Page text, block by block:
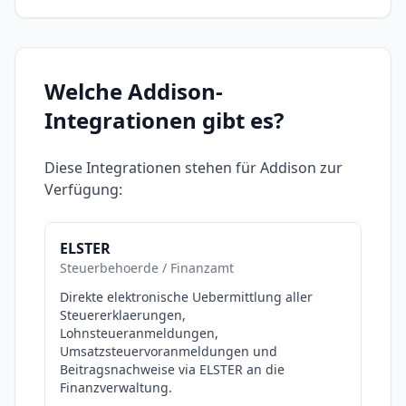
WelcheAddison-
Integrationen gibt es?
Diese Integrationen stehen fürAddison zur
Verfügung:
ELSTER
Steuerbehoerde / Finanzamt
Direkte elektronische Uebermittlung aller
Steuererklaerungen,
Lohnsteueranmeldungen,
Umsatzsteuervoranmeldungen und
Beitragsnachweise via ELSTER an die
Finanzverwaltung.